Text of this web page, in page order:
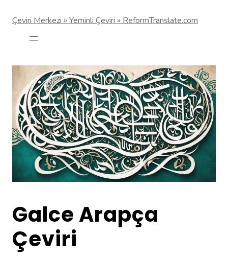
Çeviri Merkezi » Yeminli Çeviri » ReformTranslate.com
Galce Arapça
Çeviri